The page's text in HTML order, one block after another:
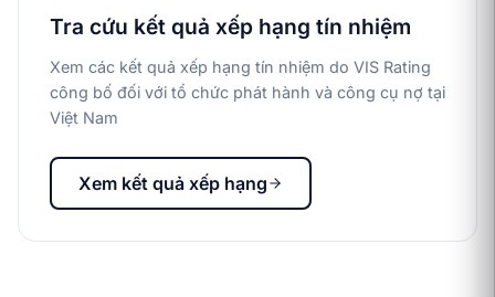
Tra cứu kết quả xếp hạng tín nhiệm
Xem các kết quả xếp hạng tín nhiệm do VIS Rating
công bố đối với tổ chức phát hành và công cụ nợ tại
Việt Nam
Xem kết quả xếp hạng